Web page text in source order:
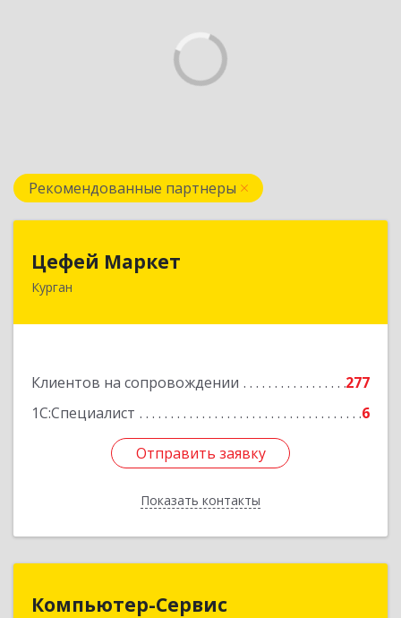
Рекомендованные партнеры
Цефей Маркет
Курган
Клиентов на сопровождении
277
1С:Специалист
6
Отправить заявку
Показать контакты
640002, Курганская обл, Курган г, М.Горького
Отправить заявку
Назад
Компьютер-Сервис